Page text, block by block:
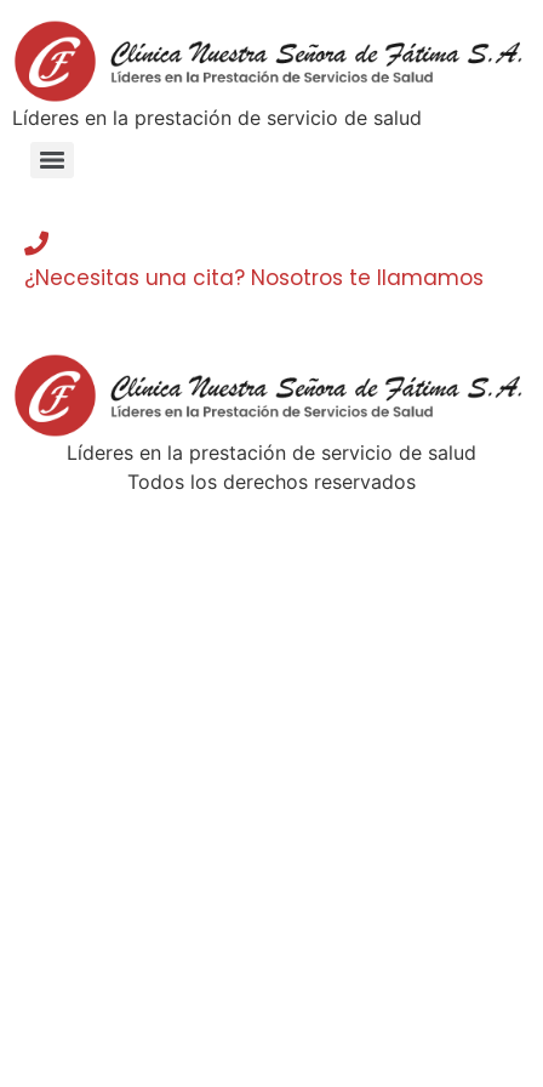
Lí­deres en la prestación de servicio de salud
¿Necesitas una cita? Nosotros te llamamos
Lí­deres en la prestación de servicio de salud
Todos los derechos reservados